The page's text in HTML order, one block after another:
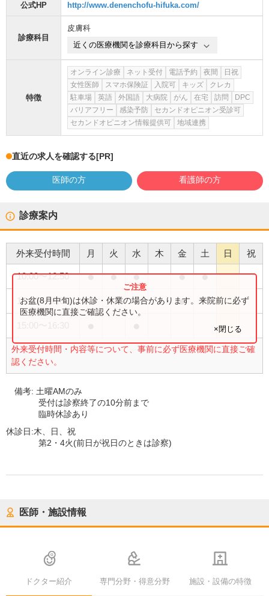
公式HP http://www.denenchofu-hifuka.com/
診療科目
皮膚科
近くの医療機関を診療科目から探す
特徴
オンライン診療 ネット受付 電話予約 夜間
日祝
女性医師
スマホ保険証 入院可 キッズ
クレカ
駐車場
英語 外国語 大病院 がん 在宅 訪問
DPC
バリアフリー
感染予防
セカンドオピニオン受診可
セカンドオピニオン情報提供可
地域連携
直近の求人を確認する[PR]
医師の方 看護師の方
診療案内
外来受付時間 月 火 水 木 金 土 日 祝
10:00〜12:50 ● ● ● ● ●
15:00〜16:00 ●
外来受付時間・内容等について、事前に必ず医療機関に直接ご確
認ください。
お盆(8月中旬)は休診・休業の場合があります。来院前に必ず
医療機関に直接ご確認ください。
×閉じる
備考: 土曜AMのみ
受付は診察終了の10分前まで
臨時休診あり
休診日:木、日、祝
第2・4火(前日が祝日のときは診察)
医師・施設情報
ドクター紹介 専門分野・得意分野 施設・設備の特徴